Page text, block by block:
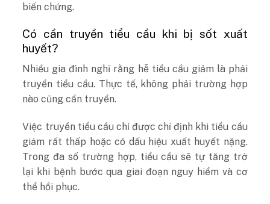
biến chứng.
Có cần truyền tiểu cầu khi bị sốt xuất
huyết?
Nhiều gia đình nghĩ rằng hễ tiểu cầu giảm là phải
truyền tiểu cầu. Thực tế, không phải trường hợp
nào cũng cần truyền.
Việc truyền tiểu cầu chỉ được chỉ định khi tiểu cầu
giảm rất thấp hoặc có dấu hiệu xuất huyết nặng.
Trong đa số trường hợp, tiểu cầu sẽ tự tăng trở
lại khi bệnh bước qua giai đoạn nguy hiểm và cơ
thể hồi phục.